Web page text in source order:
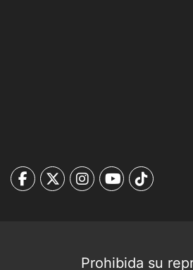
Prohibida su